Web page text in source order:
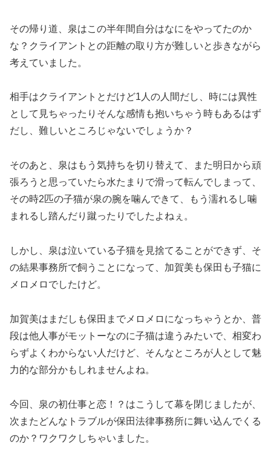
その帰り道、泉はこの半年間自分はなにをやってたのか
な？クライアントとの距離の取り方が難しいと歩きながら
考えていました。
相手はクライアントとだけど1人の人間だし、時には異性
として見ちゃったりそんな感情も抱いちゃう時もあるはず
だし、難しいところじゃないでしょうか？
そのあと、泉はもう気持ちを切り替えて、また明日から頑
張ろうと思っていたら水たまりで滑って転んでしまって、
その時2匹の子猫が泉の腕を噛んできて、もう濡れるし噛
まれるし踏んだり蹴ったりでしたよねぇ。
しかし、泉は泣いている子猫を見捨てることができず、そ
の結果事務所で飼うことになって、加賀美も保田も子猫に
メロメロでしたけど。
加賀美はまだしも保田までメロメロになっちゃうとか、普
段は他人事がモットーなのに子猫は違うみたいで、相変わ
らずよくわからない人だけど、そんなところが人として魅
力的な部分かもしれませんよね。
今回、泉の初仕事と恋！？はこうして幕を閉じましたが、
次またどんなトラブルが保田法律事務所に舞い込んでくる
のか？ワクワクしちゃいました。